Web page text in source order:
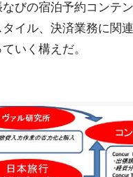
びの宿泊予約コンテ
イル、決済業務に関
いく構えだ。